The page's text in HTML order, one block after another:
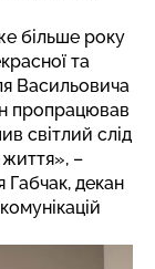
більше року
та
Васильовича
пропрацював
світлий слід
життя», –
Габчак, декан